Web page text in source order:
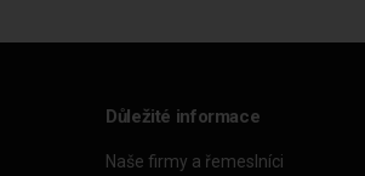
Důležité informace
Naše firmy a řemeslníci